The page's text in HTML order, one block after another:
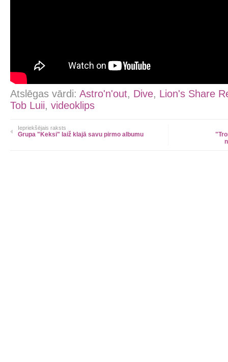
Atslēgas vārdi: Astro'n'out, Dive, Lion's Share
Tob Luii, videoklips
Iepriekšējais raksts
Grupa "Keksi" laiž klajā savu pirmo albumu